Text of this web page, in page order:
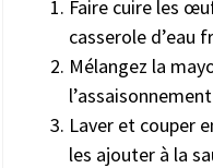
Faire cuire les
casserole d’eau
Mélangez la
Laver et couper
les ajouter à la